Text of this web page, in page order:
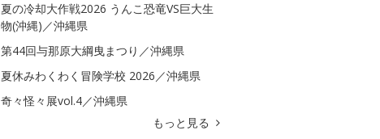
夏の冷却大作戦2026 うんこ恐竜VS巨大生
物(沖縄)／沖縄県
第44回与那原大綱曳まつり／沖縄県
夏休みわくわく冒険学校 2026／沖縄県
奇々怪々展vol.4／沖縄県
もっと見る